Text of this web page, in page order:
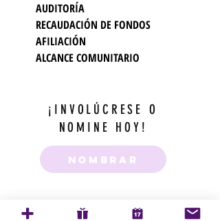
AUDITORÍA
RECAUDACIÓN DE FONDOS
AFILIACIÓN
ALCANCE COMUNITARIO
¡INVOLÚCRESE O
NOMINE HOY!
NOMBRAR